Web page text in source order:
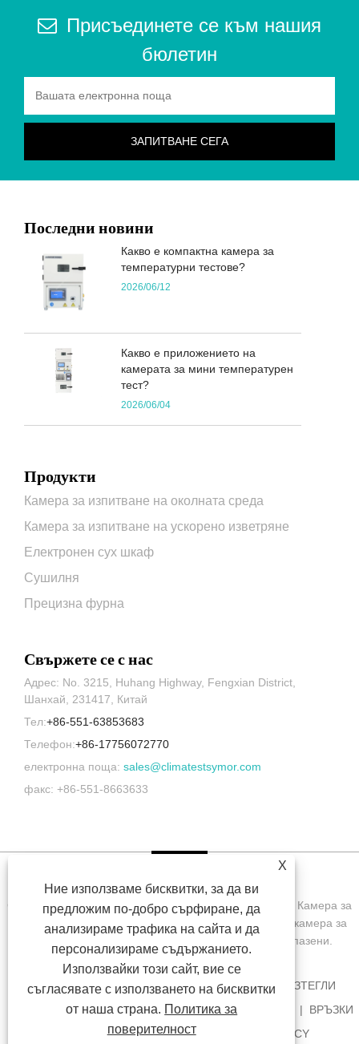
Присъединете се към нашия
бюлетин
Последни новини
Какво е компактна камера за
температурни тестове?
2026/06/12
Какво е приложението на
камерата за мини температурен
тест?
2026/06/04
Продукти
Камера за изпитване на околната среда
Камера за изпитване на ускорено изветряне
Електронен сух шкаф
Сушилня
Прецизна фурна
Свържете се с нас
Адрес: No. 3215, Huhang Highway, Fengxian District,
Шанхай, 231417, Китай
Тел:+86-551-63853683
Телефон:+86-17756072770
електронна поща: sales@climatestsymor.com
факс: +86-551-8663633
Copyright © 2022 Symor Instrument Equipment Co., Ltd. Камера за
изпитване на околната среда, електронен сух шкаф, камера за
изпитване на ускорено изветряне Всички права запазени.
У ДОМА ЗА НАС ПРОДУКТИ НОВИНИ
ИЗТЕГЛИ
ИЗПРАТЕТЕ ЗАПИТВАНЕ
СВЪРЖЕТЕ СЕ С НАС
ВРЪЗКИ
SITEMAP
RSS XML PRIVACY POLICY
X
Ние използваме бисквитки, за да ви
предложим по-добро сърфиране, да
анализираме трафика на сайта и да
персонализираме съдържанието.
Използвайки този сайт, вие се
съгласявате с използването на бисквитки
от наша страна. Политика за
поверителност